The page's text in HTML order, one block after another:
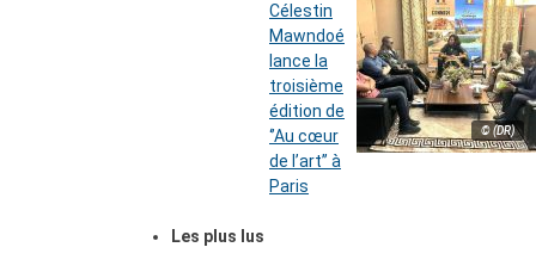
© (DR)
Célestin
Mawndoé
lance la
troisième
édition de
‘’Au cœur
de l’art’’ à
Paris
Les plus lus